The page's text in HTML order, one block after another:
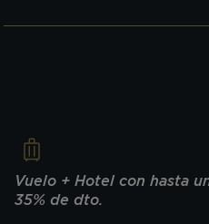
Vuelo + Hotel con hasta
35% de dto.